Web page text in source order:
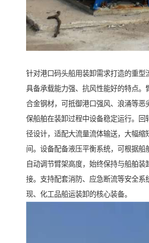
针对港口码头船用装卸需求打造的重型
具备承载能力强、抗风性能好的特点。
合金钢材，可抵御港口强风、浪涌等恶
保船舶在装卸过程中设备稳定运行。回
径设计，适配大流量流体输送，大幅缩
间。设备配备液压平衡系统，可根据船
自动调节臂架高度，始终保持与船舶装
接。支持配套消防、应急断流等安全系
现、化工品船运装卸的核心装备。